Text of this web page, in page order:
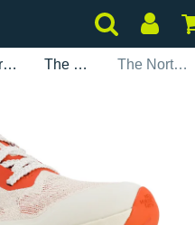
Trailrunning The North Face The North Face Vectiv Infinite 3